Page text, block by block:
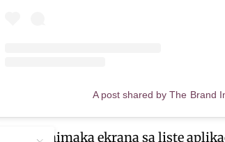
A post shared by The Brand
Pregled snimaka ekrana sa liste